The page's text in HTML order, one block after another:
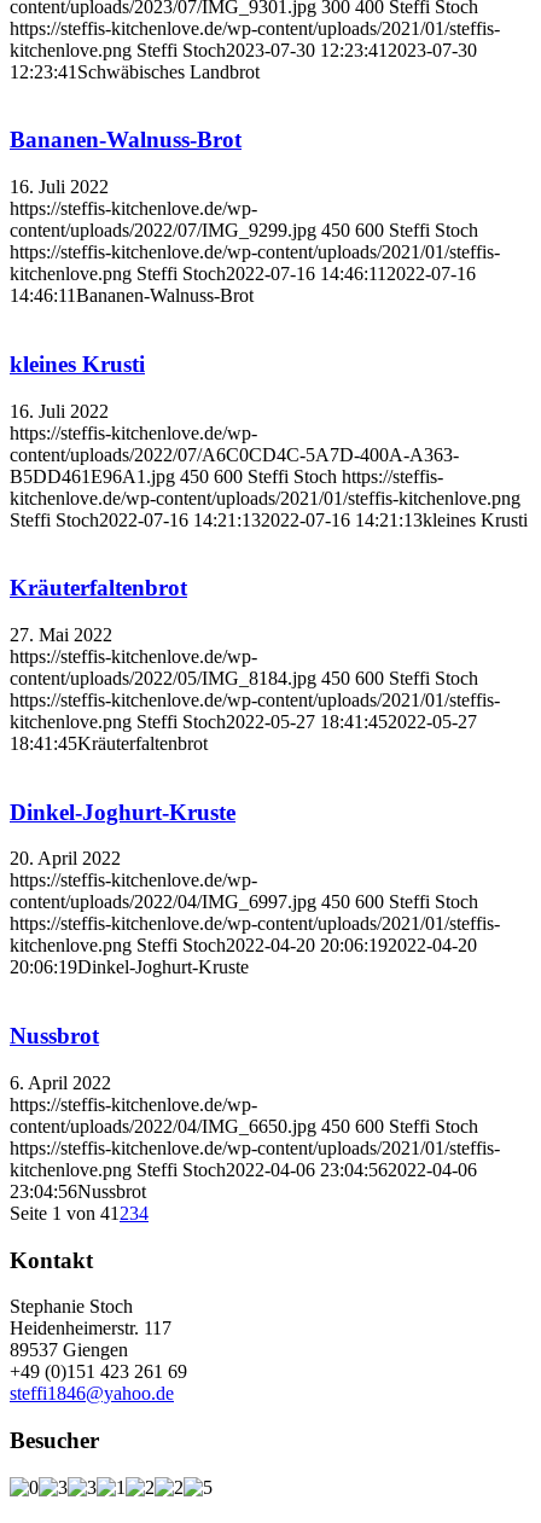
content/uploads/2023/07/IMG_9301.jpg 300 400 Steffi Stoch
https://steffis-kitchenlove.de/wp-content/uploads/2021/01/steffis-
kitchenlove.png Steffi Stoch2023-07-30 12:23:41 2023-07-30
12:23:41 Schwäbisches Landbrot
Bananen-Walnuss-Brot
16. Juli 2022
https://steffis-kitchenlove.de/wp-
content/uploads/2022/07/IMG_9299.jpg 450 600 Steffi Stoch
https://steffis-kitchenlove.de/wp-content/uploads/2021/01/steffis-
kitchenlove.png Steffi Stoch2022-07-16 14:46:11 2022-07-16
14:46:11Bananen-Walnuss-Brot
kleines Krusti
16. Juli 2022
https://steffis-kitchenlove.de/wp-
content/uploads/2022/07/A6C0CD4C-5A7D-400A-A363-
B5DD461E96A1.jpg 450 600 Steffi Stoch https://steffis-
kitchenlove.de/wp-content/uploads/2021/01/steffis-kitchenlove.png
Steffi Stoch2022-07-16 14:21:132022-07-16 14:21:13kleines Krusti
Kräuterfaltenbrot
27. Mai 2022
https://steffis-kitchenlove.de/wp-
content/uploads/2022/05/IMG_8184.jpg 450 600 Steffi Stoch
https://steffis-kitchenlove.de/wp-content/uploads/2021/01/steffis-
kitchenlove.png Steffi Stoch2022-05-27 18:41:452022-05-27
18:41:45Kräuterfaltenbrot
Dinkel-Joghurt-Kruste
20. April 2022
https://steffis-kitchenlove.de/wp-
content/uploads/2022/04/IMG_6997.jpg 450 600 Steffi Stoch
https://steffis-kitchenlove.de/wp-content/uploads/2021/01/steffis-
kitchenlove.png Steffi Stoch2022-04-20 20:06:192022-04-20
20:06:19Dinkel-Joghurt-Kruste
Nussbrot
6. April 2022
https://steffis-kitchenlove.de/wp-
content/uploads/2022/04/IMG_6650.jpg 450 600 Steffi Stoch
https://steffis-kitchenlove.de/wp-content/uploads/2021/01/steffis-
kitchenlove.png Steffi Stoch2022-04-06 23:04:562022-04-06
23:04:56Nussbrot
Seite 1 von 41 234
Kontakt
Stephanie Stoch
Heidenheimerstr. 117
89537 Giengen
+49 (0)151 423 261 69
steffi1846@yahoo.de
Besucher